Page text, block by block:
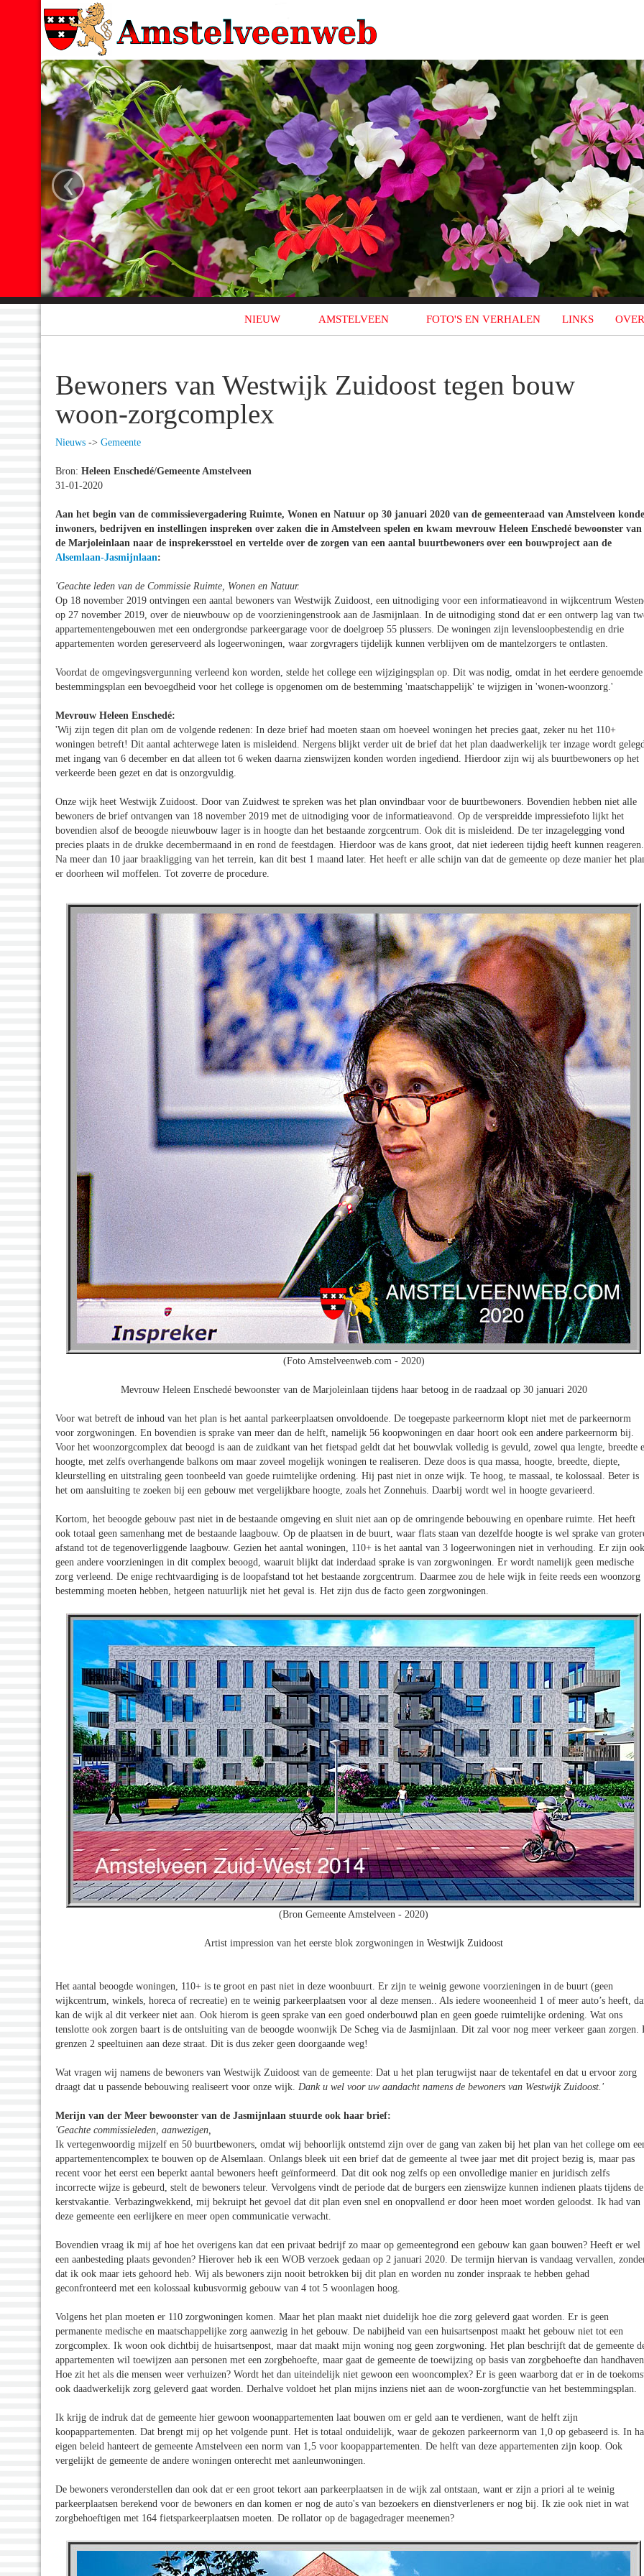
‹
NIEUW AMSTELVEEN FOTO'S EN VERHALEN LINKS
Bewoners van Westwijk Zuidoost tegen bouw
woon-zorgcomplex
Nieuws -> Gemeente
Bron: Heleen Enschedé/Gemeente Amstelveen
31-01-2020
Aan het begin van de commissievergadering Ruimte, Wonen en Natuur op 30 januari 2020 van de gemeenteraad van Amstelveen
inwoners, bedrijven en instellingen inspreken over zaken die in Amstelveen spelen en kwam mevrouw Heleen Enschedé bewoonster van
de Marjoleinlaan naar de insprekersstoel en vertelde over de zorgen van een aantal buurtbewoners over een bouwproject aan de
Alsemlaan-Jasmijnlaan:
'Geachte leden van de Commissie Ruimte, Wonen en Natuur.
Op 18 november 2019 ontvingen een aantal bewoners van Westwijk Zuidoost, een uitnodiging voor een informatieavond in wijkcentrum
op 27 november 2019, over de nieuwbouw op de voorzieningenstrook aan de Jasmijnlaan. In de uitnodiging stond dat er een ontwerp lag van
appartementengebouwen met een ondergrondse parkeergarage voor de doelgroep 55 plussers. De woningen zijn levensloopbestendig en drie
appartementen worden gereserveerd als logeerwoningen, waar zorgvragers tijdelijk kunnen verblijven om de mantelzorgers te ontlasten.
Voordat de omgevingsvergunning verleend kon worden, stelde het college een wijzigingsplan op. Dit was nodig, omdat in het eerdere genoemde
bestemmingsplan een bevoegdheid voor het college is opgenomen om de bestemming 'maatschappelijk' te wijzigen in 'wonen-woonzorg.'
Mevrouw Heleen Enschedé:
'Wij zijn tegen dit plan om de volgende redenen: In deze brief had moeten staan om hoeveel woningen het precies gaat, zeker nu het 110+
woningen betreft! Dit aantal achterwege laten is misleidend. Nergens blijkt verder uit de brief dat het plan daadwerkelijk ter inzage wordt gelegd
met ingang van 6 december en dat alleen tot 6 weken daarna zienswijzen konden worden ingediend. Hierdoor zijn wij als buurtbewoners op het
verkeerde been gezet en dat is onzorgvuldig.
Onze wijk heet Westwijk Zuidoost. Door van Zuidwest te spreken was het plan onvindbaar voor de buurtbewoners. Bovendien hebben niet alle
bewoners de brief ontvangen van 18 november 2019 met de uitnodiging voor de informatieavond. Op de verspreidde impressiefoto lijkt het
bovendien alsof de beoogde nieuwbouw lager is in hoogte dan het bestaande zorgcentrum. Ook dit is misleidend. De ter inzagelegging vond
precies plaats in de drukke decembermaand in en rond de feestdagen. Hierdoor was de kans groot, dat niet iedereen tijdig heeft kunnen reageren.
Na meer dan 10 jaar braakligging van het terrein, kan dit best 1 maand later. Het heeft er alle schijn van dat de gemeente op deze manier het
er doorheen wil moffelen. Tot zoverre de procedure.
(Foto Amstelveenweb.com - 2020)
Mevrouw Heleen Enschedé bewoonster van de Marjoleinlaan tijdens haar betoog in de raadzaal op 30 januari 2020
Voor wat betreft de inhoud van het plan is het aantal parkeerplaatsen onvoldoende. De toegepaste parkeernorm klopt niet met de parkeernorm
voor zorgwoningen. En bovendien is sprake van meer dan de helft, namelijk 56 koopwoningen en daar hoort ook een andere parkeernorm bij.
Voor het woonzorgcomplex dat beoogd is aan de zuidkant van het fietspad geldt dat het bouwvlak volledig is gevuld, zowel qua lengte, breedte
hoogte, met zelfs overhangende balkons om maar zoveel mogelijk woningen te realiseren. Deze doos is qua massa, hoogte, breedte, diepte,
kleurstelling en uitstraling geen toonbeeld van goede ruimtelijke ordening. Hij past niet in onze wijk. Te hoog, te massaal, te kolossaal. Beter is
het om aansluiting te zoeken bij een gebouw met vergelijkbare hoogte, zoals het Zonnehuis. Daarbij wordt wel in hoogte gevarieerd.
Kortom, het beoogde gebouw past niet in de bestaande omgeving en sluit niet aan op de omringende bebouwing en openbare ruimte. Het heeft
ook totaal geen samenhang met de bestaande laagbouw. Op de plaatsen in de buurt, waar flats staan van dezelfde hoogte is wel sprake van
afstand tot de tegenoverliggende laagbouw. Gezien het aantal woningen, 110+ is het aantal van 3 logeerwoningen niet in verhouding. Er zijn ook
geen andere voorzieningen in dit complex beoogd, waaruit blijkt dat inderdaad sprake is van zorgwoningen. Er wordt namelijk geen medische
zorg verleend. De enige rechtvaardiging is de loopafstand tot het bestaande zorgcentrum. Daarmee zou de hele wijk in feite reeds een woonzorg
bestemming moeten hebben, hetgeen natuurlijk niet het geval is. Het zijn dus de facto geen zorgwoningen.
(Bron Gemeente Amstelveen - 2020)
Artist impression van het eerste blok zorgwoningen in Westwijk Zuidoost
Het aantal beoogde woningen, 110+ is te groot en past niet in deze woonbuurt. Er zijn te weinig gewone voorzieningen in de buurt (geen
wijkcentrum, winkels, horeca of recreatie) en te weinig parkeerplaatsen voor al deze mensen.. Als iedere wooneenheid 1 of meer auto’s heeft,
kan de wijk al dit verkeer niet aan. Ook hierom is geen sprake van een goed onderbouwd plan en geen goede ruimtelijke ordening. Wat ons
tenslotte ook zorgen baart is de ontsluiting van de beoogde woonwijk De Scheg via de Jasmijnlaan. Dit zal voor nog meer verkeer gaan zorgen.
grenzen 2 speeltuinen aan deze straat. Dit is dus zeker geen doorgaande weg!
Wat vragen wij namens de bewoners van Westwijk Zuidoost van de gemeente: Dat u het plan terugwijst naar de tekentafel en dat u ervoor zorg
draagt dat u passende bebouwing realiseert voor onze wijk. Dank u wel voor uw aandacht namens de bewoners van Westwijk Zuidoost.'
Merijn van der Meer bewoonster van de Jasmijnlaan stuurde ook haar brief:
'Geachte commissieleden, aanwezigen,
Ik vertegenwoordig mijzelf en 50 buurtbewoners, omdat wij behoorlijk ontstemd zijn over de gang van zaken bij het plan van het college om
appartementencomplex te bouwen op de Alsemlaan. Onlangs bleek uit een brief dat de gemeente al twee jaar met dit project bezig is, maar pas
recent voor het eerst een beperkt aantal bewoners heeft geïnformeerd. Dat dit ook nog zelfs op een onvolledige manier en juridisch zelfs
incorrecte wijze is gebeurd, stelt de bewoners teleur. Vervolgens vindt de periode dat de burgers een zienswijze kunnen indienen plaats tijdens de
kerstvakantie. Verbazingwekkend, mij bekruipt het gevoel dat dit plan even snel en onopvallend er door heen moet worden geloodst. Ik had van
deze gemeente een eerlijkere en meer open communicatie verwacht.
Bovendien vraag ik mij af hoe het overigens kan dat een privaat bedrijf zo maar op gemeentegrond een gebouw kan gaan bouwen? Heeft er wel
een aanbesteding plaats gevonden? Hierover heb ik een WOB verzoek gedaan op 2 januari 2020. De termijn hiervan is vandaag vervallen,
dat ik ook maar iets gehoord heb. Wij als bewoners zijn nooit betrokken bij dit plan en worden nu zonder inspraak te hebben gehad
geconfronteerd met een kolossaal kubusvormig gebouw van 4 tot 5 woonlagen hoog.
Volgens het plan moeten er 110 zorgwoningen komen. Maar het plan maakt niet duidelijk hoe die zorg geleverd gaat worden. Er is geen
permanente medische en maatschappelijke zorg aanwezig in het gebouw. De nabijheid van een huisartsenpost maakt het gebouw niet tot een
zorgcomplex. Ik woon ook dichtbij de huisartsenpost, maar dat maakt mijn woning nog geen zorgwoning. Het plan beschrijft dat de gemeente
appartementen wil toewijzen aan personen met een zorgbehoefte, maar gaat de gemeente de toewijzing op basis van zorgbehoefte dan
Hoe zit het als die mensen weer verhuizen? Wordt het dan uiteindelijk niet gewoon een wooncomplex? Er is geen waarborg dat er in de
ook daadwerkelijk zorg geleverd gaat worden. Derhalve voldoet het plan mijns inziens niet aan de woon-zorgfunctie van het bestemmingsplan.
Ik krijg de indruk dat de gemeente hier gewoon woonappartementen laat bouwen om er geld aan te verdienen, want de helft zijn
koopappartementen. Dat brengt mij op het volgende punt. Het is totaal onduidelijk, waar de gekozen parkeernorm van 1,0 op gebaseerd is. In
eigen beleid hanteert de gemeente Amstelveen een norm van 1,5 voor koopappartementen. De helft van deze appartementen zijn koop. Ook
vergelijkt de gemeente de andere woningen onterecht met aanleunwoningen.
De bewoners veronderstellen dan ook dat er een groot tekort aan parkeerplaatsen in de wijk zal ontstaan, want er zijn a priori al te weinig
parkeerplaatsen berekend voor de bewoners en dan komen er nog de auto's van bezoekers en dienstverleners er nog bij. Ik zie ook niet in wat
zorgbehoeftigen met 164 fietsparkeerplaatsen moeten. De rollator op de bagagedrager meenemen?